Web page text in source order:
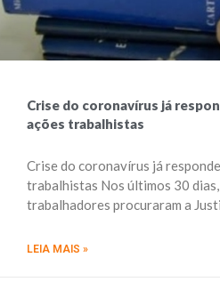
Crise do coronavírus já
ações trabalhistas
Crise do coronavírus já
trabalhistas Nos últimos 30
trabalhadores procuraram a
LEIA MAIS »